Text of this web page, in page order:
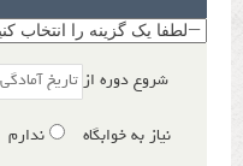
شروع دوره از
نیاز به خوابگاه ندارم